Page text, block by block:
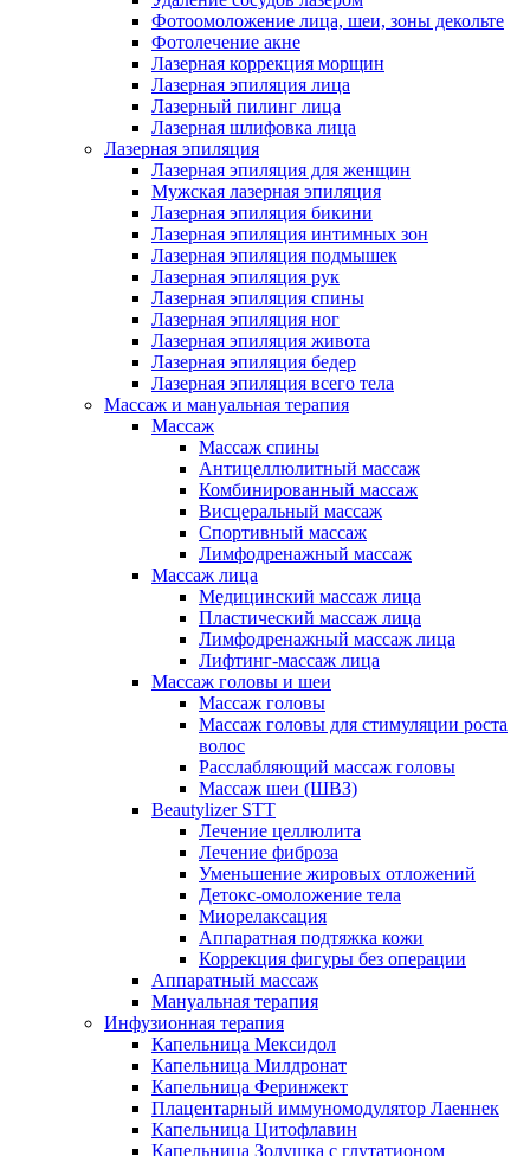
Фотоомоложение лица, шеи, зоны декольте
Фотолечение акне
Лазерная коррекция морщин
Лазерная эпиляция лица
Лазерный пилинг лица
Лазерная шлифовка лица
Лазерная эпиляция
Лазерная эпиляция для женщин
Мужская лазерная эпиляция
Лазерная эпиляция бикини
Лазерная эпиляция интимных зон
Лазерная эпиляция подмышек
Лазерная эпиляция рук
Лазерная эпиляция спины
Лазерная эпиляция ног
Лазерная эпиляция живота
Лазерная эпиляция бедер
Лазерная эпиляция всего тела
Массаж и мануальная терапия
Массаж
Массаж спины
Антицеллюлитный массаж
Комбинированный массаж
Висцеральный массаж
Спортивный массаж
Лимфодренажный массаж
Массаж лица
Медицинский массаж лица
Пластический массаж лица
Лимфодренажный массаж лица
Лифтинг-массаж лица
Массаж головы и шеи
Массаж головы
Массаж головы для стимуляции роста
волос
Расслабляющий массаж головы
Массаж шеи (ШВЗ)
Beautylizer STT
Лечение целлюлита
Лечение фиброза
Уменьшение жировых отложений
Детокс-омоложение тела
Миорелаксация
Аппаратная подтяжка кожи
Коррекция фигуры без операции
Аппаратный массаж
Мануальная терапия
Инфузионная терапия
Капельница Мексидол
Капельница Милдронат
Капельница Феринжект
Плацентарный иммуномодулятор Лаеннек
Капельница Цитофлавин
Капельница Золушка с глутатионом